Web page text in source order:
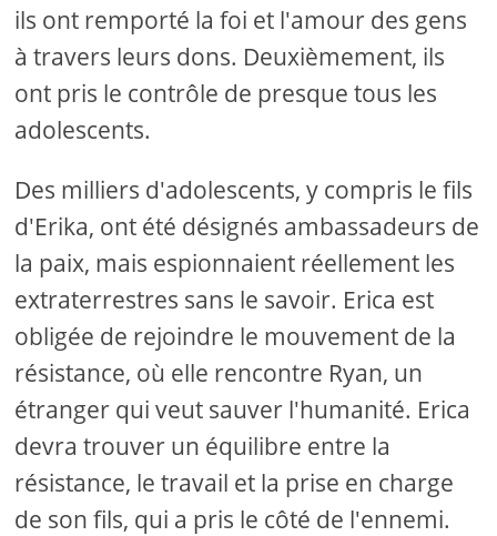
ils ont remporté la foi et l'amour des gens
à travers leurs dons. Deuxièmement, ils
ont pris le contrôle de presque tous les
adolescents.
Des milliers d'adolescents, y compris le fils
d'Erika, ont été désignés ambassadeurs de
la paix, mais espionnaient réellement les
extraterrestres sans le savoir. Erica est
obligée de rejoindre le mouvement de la
résistance, où elle rencontre Ryan, un
étranger qui veut sauver l'humanité. Erica
devra trouver un équilibre entre la
résistance, le travail et la prise en charge
de son fils, qui a pris le côté de l'ennemi.